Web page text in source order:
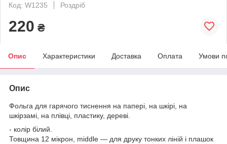
Код: W1235
Роздріб
220 ₴
Опис Характеристики Доставка Оплата Умови
Опис
Фольга для гарячого тиснення на папері, на шкірі, на
шкірзамі, на плівці, пластику, дереві.
- колір білий.
Товщина 12 мікрон, middle — для друку тонких ліній і плашок